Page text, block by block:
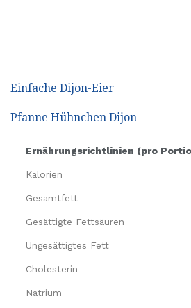
Einfache Dijon-Eier
Pfanne Hühnchen Dijon
Ernährungsrichtlinien (pro
Kalorien
Gesamtfett
Gesättigte Fettsäuren
Ungesättigtes Fett
Cholesterin
Natrium